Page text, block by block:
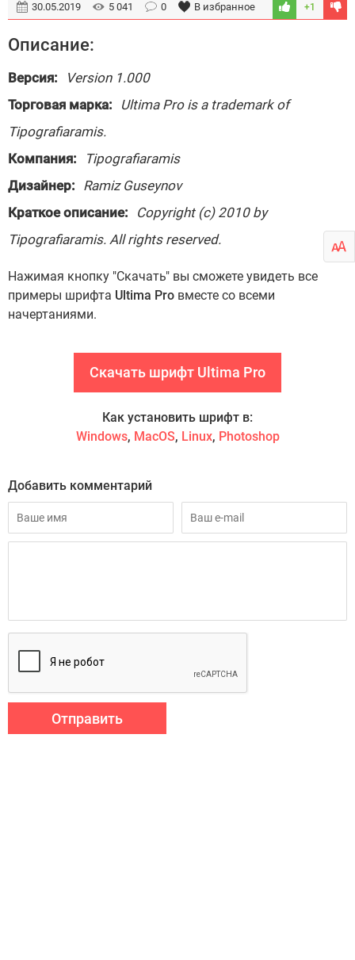
30.05.2019 5 041 0 В избранное +1
Описание:
Версия:
Version 1.000
Торговая марка:
Ultima Pro is a trademark of
Tipografiaramis.
Компания:
Tipografiaramis
Дизайнер: Ramiz Guseynov
Краткое описание:
Copyright (c) 2010 by
Tipografiaramis. All rights reserved.
Нажимая кнопку "Скачать" вы сможете увидеть все
примеры шрифта Ultima Pro вместе со всеми
начертаниями.
Скачать шрифт Ultima Pro
Как установить шрифт в:
Windows, MacOS, Linux, Photoshop
Добавить комментарий
Отправить